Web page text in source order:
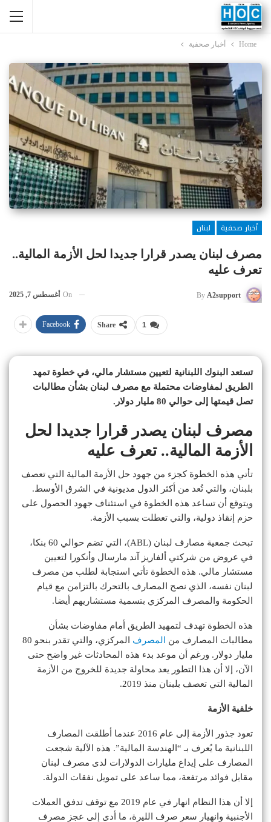
Home أخبار صحفية
أخبار صحفية
لبنان
مصرف لبنان يصدر قرارا جديدا لحل الأزمة المالية..
تعرف عليه
By A2support
On أغسطس 7, 2025
1
Share
Facebook
تستعد البنوك اللبنانية لتعيين مستشار مالي، في خطوة تمهد
الطريق لمفاوضات محتملة مع مصرف لبنان بشأن مطالبات
تصل قيمتها إلى حوالي 80 مليار دولار.
مصرف لبنان يصدر قرارا جديدا لحل
الأزمة المالية.. تعرف عليه
تأتي هذه الخطوة كجزء من جهود حل الأزمة المالية التي تعصف
بلبنان، والتي تُعد من أكثر الدول مديونية في الشرق الأوسط.
ويتوقع أن تساعد هذه الخطوة في استئناف جهود الحصول على
حزم إنقاذ دولية، والتي تعطلت بسبب الأزمة.
تبحث جمعية مصارف لبنان (ABL)، التي تضم حوالي 60 بنكا،
في عروض من شركتي ألفاريز آند مارسال وأنكورا لتعيين
مستشار مالي. هذه الخطوة تأتي استجابة لطلب من مصرف
لبنان نفسه، الذي نصح المصارف بالتحرك بالتزامن مع قيام
الحكومة والمصرف المركزي بتسمية مستشاريهم أيضا.
هذه الخطوة تهدف لتمهيد الطريق أمام مفاوضات بشأن
مطالبات المصارف من
المصرف
المركزي، والتي تقدر بنحو 80
مليار دولار. ورغم أن موعد بدء هذه المحادثات غير واضح حتى
الآن، إلا أن هذا التطور يعد محاولة جديدة للخروج من الأزمة
المالية التي تعصف بلبنان منذ 2019.
خلفية الأزمة
تعود جذور الأزمة إلى عام 2016 عندما أطلقت المصارف
اللبنانية ما يُعرف بـ “الهندسة المالية”. هذه الآلية شجعت
المصارف على إيداع مليارات الدولارات لدى مصرف لبنان
مقابل فوائد مرتفعة، مما ساعد على تمويل نفقات الدولة.
إلا أن هذا النظام انهار في عام 2019 مع توقف تدفق العملات
الأجنبية وانهيار سعر صرف الليرة، ما أدى إلى عجز مصرف